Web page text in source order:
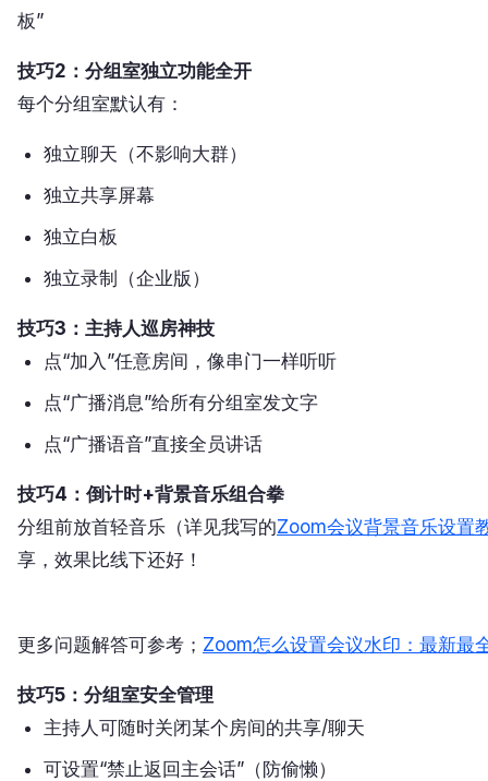
板”
技巧2：分组室独立功能全开
每个分组室默认有：
独立聊天（不影响大群）
独立共享屏幕
独立白板
独立录制（企业版）
技巧3：主持人巡房神技
点“加入”任意房间，像串门一样听听
点“广播消息”给所有分组室发文字
点“广播语音”直接全员讲话
技巧4：倒计时+背景音乐组合拳
分组前放首轻音乐（详见我写的Zoom会议背景音乐设置
享，效果比线下还好！
更多问题解答可参考； Zoom怎么设置会议水印：最新最
技巧5：分组室安全管理
主持人可随时关闭某个房间的共享/聊天
可设置“禁止返回主会话”（防偷懒）